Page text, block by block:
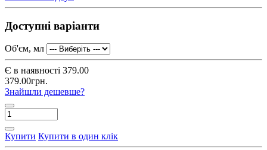
Доступні варіанти
Об'єм, мл
Є в наявності 379.00
379.00грн.
Знайшли дешевше?
Купити Купити в один клік